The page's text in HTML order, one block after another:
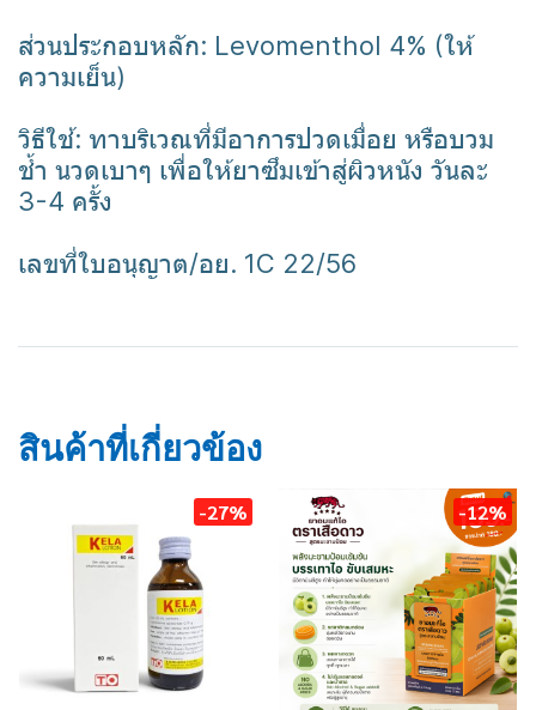
ส่วนประกอบหลัก: Levomenthol 4% (ให้
ความเย็น)
วิธีใช้: ทาบริเวณที่มีอาการปวดเมื่อย หรือบวม
ช้ำ นวดเบาๆ เพื่อให้ยาซึมเข้าสู่ผิวหนัง วันละ
3-4 ครั้ง
เลขที่ใบอนุญาต/อย. 1C 22/56
สินค้าที่เกี่ยวข้อง
-27% -12%